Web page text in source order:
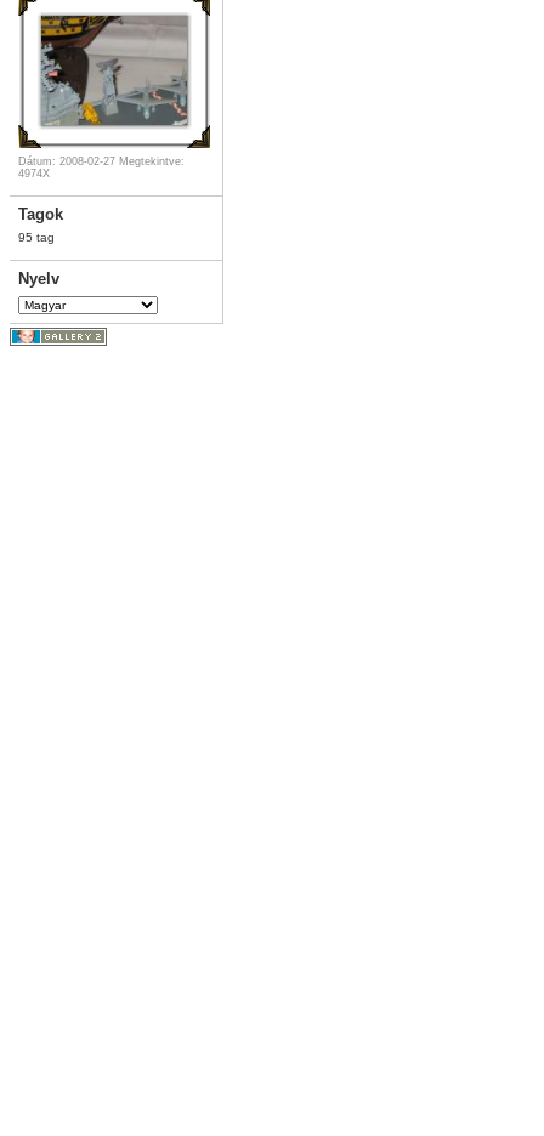
Dátum: 2008-02-27 Megtekintve:
4974X
Tagok
95 tag
Nyelv